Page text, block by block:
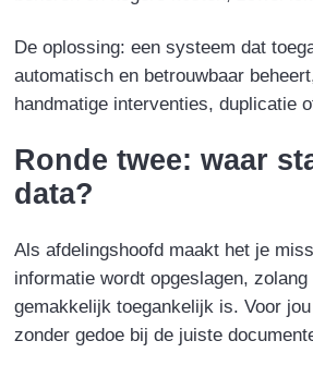
De oplossing: een systeem dat
automatisch en betrouwbaar
handmatige interventies, duplicatie
Ronde twee: waar
data?
Als afdelingshoofd maakt het je
informatie wordt opgeslagen,
gemakkelijk toegankelijk is. Voor
zonder gedoe bij de juiste